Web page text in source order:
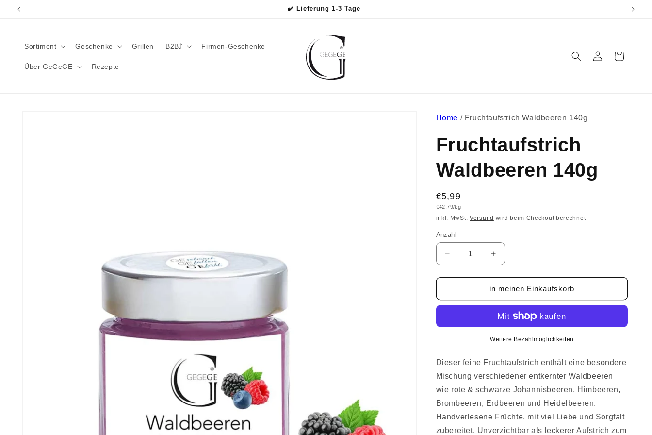
zum
✔️ Lieferung 1-3 Tage
Sortiment Geschenke Grillen B2B⤴︎ Firmen-Geschenke
Über GeGeGE Rezepte
EinloggenWarenkorb
Home / Fruchtaufstrich Waldbeeren 140g
Fruchtaufstrich
Waldbeeren 140g
Normaler
Preis
€5,99
Grundpreis
€42,79/kg
inkl. MwSt. Versand wird beim Checkout berechnet
Anzahl
Anzahl
Verringere
die
Menge
Fruchtaufstrich
Erhöhe
die
Menge
für
Fruchtaufstrich
Waldbeeren
140g
in meinen Einkaufskorb
Weitere Bezahlmöglichkeiten
Dieser feine Fruchtaufstrich enthält eine besondere
Mischung verschiedener entkernter Waldbeeren
wie rote & schwarze Johannisbeeren, Himbeeren,
Brombeeren, Erdbeeren und Heidelbeeren.
Handverlesene Früchte, mit viel Liebe und Sorgfalt
zubereitet. Unverzichtbar als leckerer Aufstrich zum